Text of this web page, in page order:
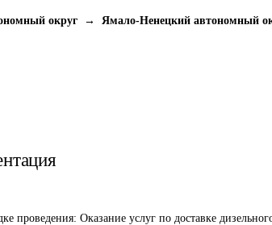
округ → Ямало-Ненецкий автономный
проведения: Оказание услуг по доставке